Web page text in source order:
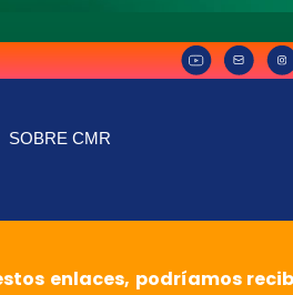
SOBRE CMR
enlaces, podríamos